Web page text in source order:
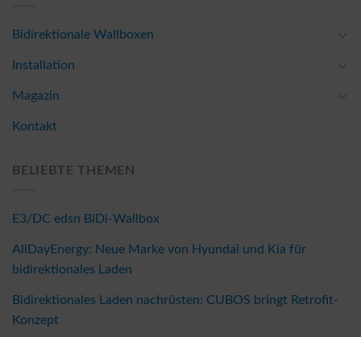
Bidirektionale Wallboxen
Installation
Magazin
Kontakt
BELIEBTE THEMEN
E3/DC edsn BiDi-Wallbox
AllDayEnergy: Neue Marke von Hyundai und Kia für
bidirektionales Laden
Bidirektionales Laden nachrüsten: CUBOS bringt Retrofit-
Konzept